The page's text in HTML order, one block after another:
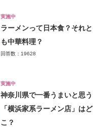
実施中
ラーメンって日本食？それと
も中華料理？
回答数：19628
実施中
神奈川県で一番うまいと思う
「横浜家系ラーメン店」はど
こ？